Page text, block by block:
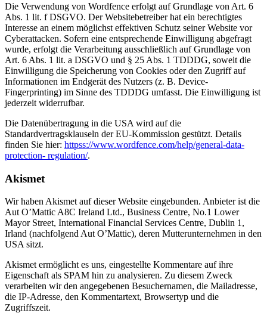
Die Verwendung von Wordfence erfolgt auf Grundlage von Art. 6
Abs. 1 lit. f DSGVO. Der Websitebetreiber hat ein berechtigtes
Interesse an einem möglichst effektiven Schutz seiner Website vor
Cyberattacken. Sofern eine entsprechende Einwilligung abgefragt
wurde, erfolgt die Verarbeitung ausschließlich auf Grundlage von
Art. 6 Abs. 1 lit. a DSGVO und § 25 Abs. 1 TDDDG, soweit die
Einwilligung die Speicherung von Cookies oder den Zugriff auf
Informationen im Endgerät des Nutzers (z. B. Device-
Fingerprinting) im Sinne des TDDDG umfasst. Die Einwilligung ist
jederzeit widerrufbar.
Die Datenübertragung in die USA wird auf die
Standardvertragsklauseln der EU-Kommission gestützt. Details
finden Sie hier: httpss://www.wordfence.com/help/general-data-
protection- regulation/.
Akismet
Wir haben Akismet auf dieser Website eingebunden. Anbieter ist die
Aut O’Mattic A8C Ireland Ltd., Business Centre, No.1 Lower
Mayor Street, International Financial Services Centre, Dublin 1,
Irland (nachfolgend Aut O’Mattic), deren Mutterunternehmen in den
USA sitzt.
Akismet ermöglicht es uns, eingestellte Kommentare auf ihre
Eigenschaft als SPAM hin zu analysieren. Zu diesem Zweck
verarbeiten wir den angegebenen Besuchernamen, die Mailadresse,
die IP-Adresse, den Kommentartext, Browsertyp und die
Zugriffszeit.